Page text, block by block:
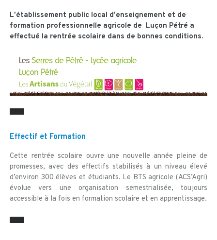
L'établissement public local d'enseignement et de
formation professionnelle agricole de Luçon Pétré a
effectué la rentrée scolaire dans de bonnes conditions.
Effectif et Formation
Cette rentrée scolaire ouvre une nouvelle année pleine de
promesses, avec des effectifs stabilisés à un niveau élevé
d’environ 300 élèves et étudiants. Le BTS agricole (ACS’Agri)
évolue vers une organisation semestrialisée, toujours
accessible à la fois en formation scolaire et en apprentissage.